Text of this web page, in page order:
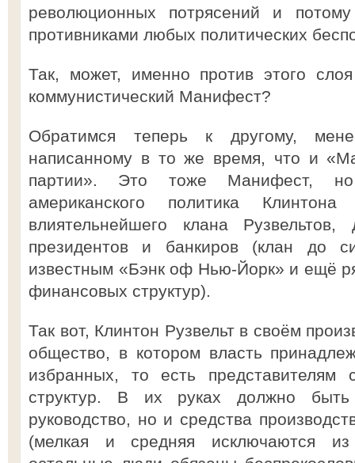
революционных потрясений и
противниками любых политических
Так, может, именно против этого
коммунистический Манифест?
Обратимся теперь к другому,
написанному в то же время, что и
партии». Это тоже Манифест,
американского политика
влиятельнейшего клана
президентов и банкиров (клан до
известным «Бэнк оф Нью-Йорк» и ещё
финансовых структур).
Так вот, Клинтон Рузвельт в своём
общество, в котором власть
избранных, то есть представителям
структур. В их руках должно быть
руководство, но и средства
(мелкая и средняя исключаются